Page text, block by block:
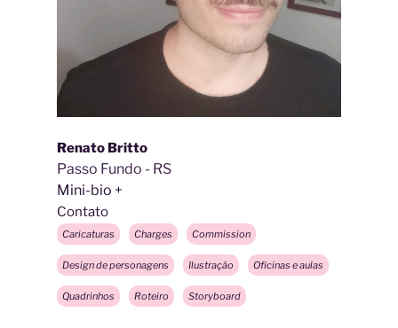
Renato Britto
Passo Fundo - RS
Mini-bio
Contato
Caricaturas Charges Commission
Design de personagens Ilustração Oficinas e aulas
Quadrinhos Roteiro Storyboard